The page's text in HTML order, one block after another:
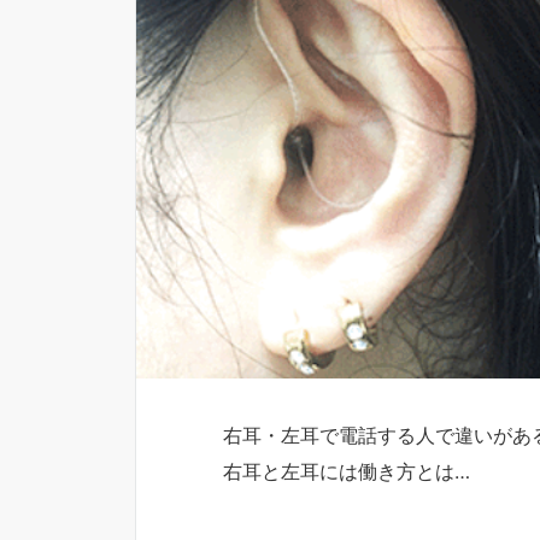
右耳・左耳で電話する人で違いが
右耳と左耳には働き方とは…